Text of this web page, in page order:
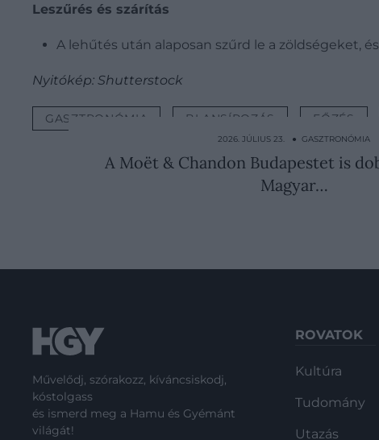
Leszűrés és szárítás
A lehűtés után alaposan szűrd le a zöldségeket,
Nyitókép: Shutterstock
GASZTRONÓMIA BLANSÍROZÁS FŐZÉS
2026. JÚLIUS 23. ● GASZTRONÓMIA
A Moët & Chandon Budapestet is
Magyar…
Művelődj, szórakozz, kíváncsiskodj,
kóstolgass
és ismerd meg a Hamu és Gyémánt
világát!
ROVATOK
Kultúra
Tudomány
Utazás